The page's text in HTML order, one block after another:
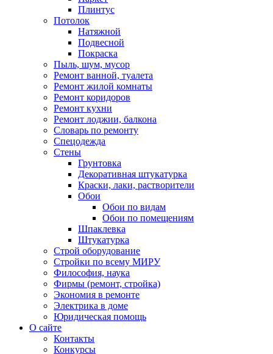
Плинтус
Потолок
Натяжной
Подвесной
Покраска
Пыль, шум, мусор
Ремонт ванной, туалета
Ремонт жилой комнаты
Ремонт коридоров
Ремонт кухни
Ремонт лоджии, балкона
Словарь по ремонту
Спецодежда
Стены
Грунтовка
Декоративная штукатурка
Краски, лаки, растворители
Обои
Обои по видам
Обои по помещениям
Шпаклевка
Штукатурка
Строй оборудование
Стройки по всему МИРУ
Философия, наука
Фирмы (ремонт, стройка)
Экономия в ремонте
Электрика в доме
Юридическая помощь
О сайте
Контакты
Конкурсы